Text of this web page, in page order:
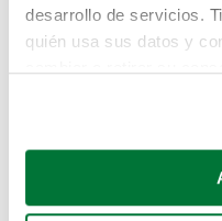
desarrollo de servicios.
quién usa sus datos y
Si lo permite, también
Recopilar
Pero puedes
buscando en alguno
Coches de segunda
Coches de km0